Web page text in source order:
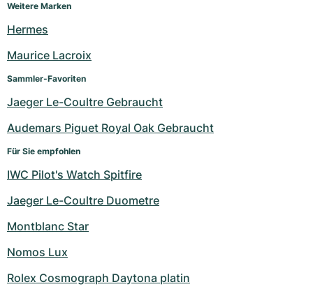
Weitere Marken
Hermes
Maurice Lacroix
Sammler-Favoriten
Jaeger Le-Coultre Gebraucht
Audemars Piguet Royal Oak Gebraucht
Für Sie empfohlen
IWC Pilot's Watch Spitfire
Jaeger Le-Coultre Duometre
Montblanc Star
Nomos Lux
Rolex Cosmograph Daytona platin